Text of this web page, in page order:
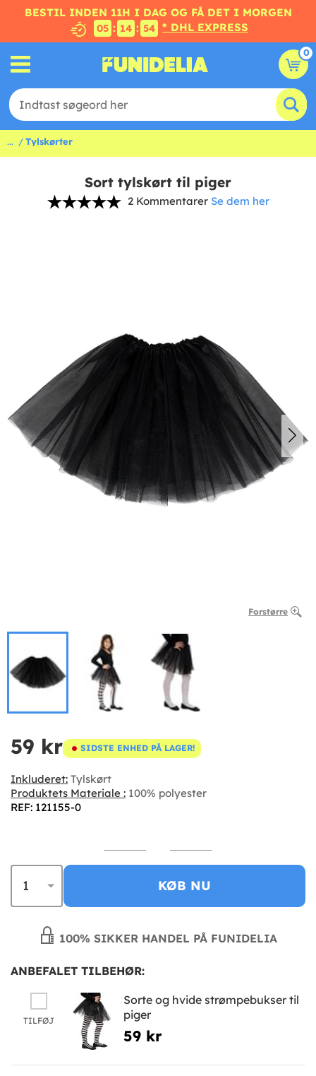
BESTIL INDEN 11H I DAG OG FÅ DET I MORGEN
05 : 14 : 53 * DHL EXPRESS
0
... Tylskørter
Sort tylskørt til piger
2 Kommentarer Se dem her
Forstørre
59 kr SIDSTE ENHED PÅ LAGER!
Inkluderet: Tylskørt
Produktets Materiale : 100% polyester
REF: 121155-0
KØB NU
100% SIKKER HANDEL PÅ FUNIDELIA
ANBEFALET TILBEHØR:
TILFØJ
Sorte og hvide strømpebukser til
piger
59 kr